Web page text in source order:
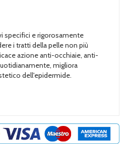
specifici e rigorosamente
i tratti della pelle non più
azione anti-occhiaie, anti-
migliora
dell'epidermide.